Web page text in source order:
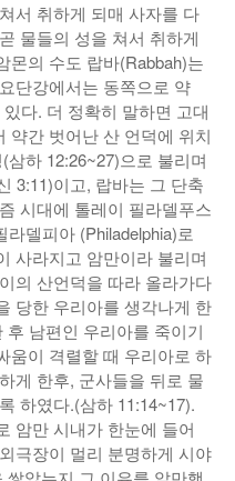
서 취하게 되매 사자를 다
물들의 성을 쳐서 취하게
몬의 수도 랍바(Rabbah)는
단강에서는 동쪽으로 약
다. 더 정확히 말하면 고대
약간 벗어난 산 언덕에 위치
하 12:26~27)으로 불리며
3:11)이고, 랍바는 그 단축
시대에 톨레이 필라델푸스
델피아 (Philadelphia)로
사라지고 암만이라 불리며
의 산언덕을 따라 올라가다
당한 우리아를 생각나게 한
남편인 우리아를 죽이기
움이 격렬할 때 우리아로 하
게 한후, 군사들을 뒤로 물
하였다.(삼하 11:14~17).
암만 시내가 한눈에 들어
극장이 멀리 분명하게 시야